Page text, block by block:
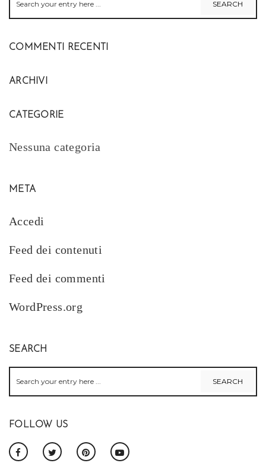
COMMENTI RECENTI
ARCHIVI
CATEGORIE
Nessuna categoria
META
Accedi
Feed dei contenuti
Feed dei commenti
WordPress.org
SEARCH
FOLLOW US